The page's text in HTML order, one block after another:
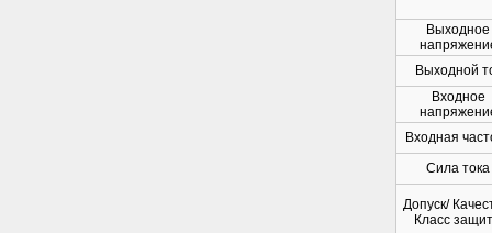
Выходное
Выходной
Входное
Входная
Сила тока
Допуск/
Класс